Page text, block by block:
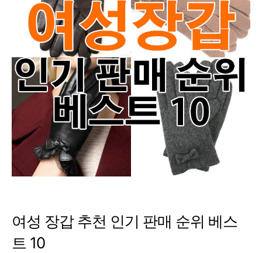
여성 장갑 추천 인기 판매 순위 베스
트 10